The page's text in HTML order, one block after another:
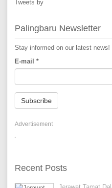
Tweets by
Palingbaru Newsletter
Stay informed on our latest news!
E-mail *
Subscribe
Advertisement
Recent Posts